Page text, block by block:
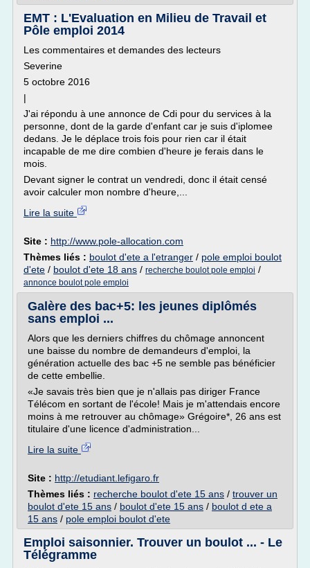
EMT : L'Evaluation en Milieu de Travail et
Pôle emploi 2014
Les commentaires et demandes des lecteurs
Severine
5 octobre 2016
|
J'ai répondu à une annonce de Cdi pour du services à la
personne, dont de la garde d'enfant car je suis d'iplomee
dedans. Je le déplace trois fois pour rien car il était
incapable de me dire combien d'heure je ferais dans le
mois.
Devant signer le contrat un vendredi, donc il était censé
avoir calculer mon nombre d'heure,...
Lire la suite
Site : http://www.pole-allocation.com
Thèmes liés : boulot d'ete a l'etranger / pole emploi boulot
d'ete / boulot d'ete 18 ans / recherche boulot pole emploi /
annonce boulot pole emploi
Galère des bac+5: les jeunes diplômés
sans emploi ...
Alors que les derniers chiffres du chômage annoncent
une baisse du nombre de demandeurs d'emploi, la
génération actuelle des bac +5 ne semble pas bénéficier
de cette embellie.
«Je savais très bien que je n'allais pas diriger France
Télécom en sortant de l'école! Mais je m'attendais encore
moins à me retrouver au chômage» Grégoire*, 26 ans est
titulaire d'une licence d'administration...
Lire la suite
Site : http://etudiant.lefigaro.fr
Thèmes liés : recherche boulot d'ete 15 ans / trouver un
boulot d'ete 15 ans / boulot d'ete 15 ans / boulot d ete a
15 ans / pole emploi boulot d'ete
Emploi saisonnier. Trouver un boulot ... - Le
Télégramme